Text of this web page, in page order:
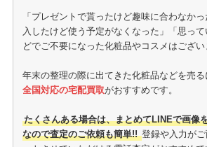
「プレゼントで貰ったけど趣味に合わなか
入したけど使う予定がなくなった」「思っ
どでご不要になった化粧品やコスメはござい
年末の整理の際に出てきた化粧品などを売る
全国対応の宅配買取がおすすめです。
たくさんある場合は、まとめてLINEで画像
なので査定のご依頼も簡単!! 登録や入力が